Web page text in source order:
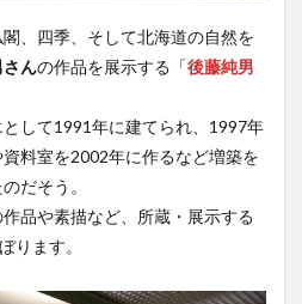
、四季、そして北海道の自然を
んの作品を展示する「後藤純男
して1991年に建てられ、1997年
料室を2002年に作るなど増築を
だそう。
品や素描など、所蔵・展示する
ります。